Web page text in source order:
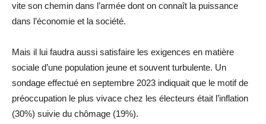
vite son chemin dans l’armée dont on connaît la puissance
dans l’économie et la société.
Mais il lui faudra aussi satisfaire les exigences en matière
sociale d’une population jeune et souvent turbulente. Un
sondage effectué en septembre 2023 indiquait que le motif de
préoccupation le plus vivace chez les électeurs était l’inflation
(30%) suivie du chômage (19%).